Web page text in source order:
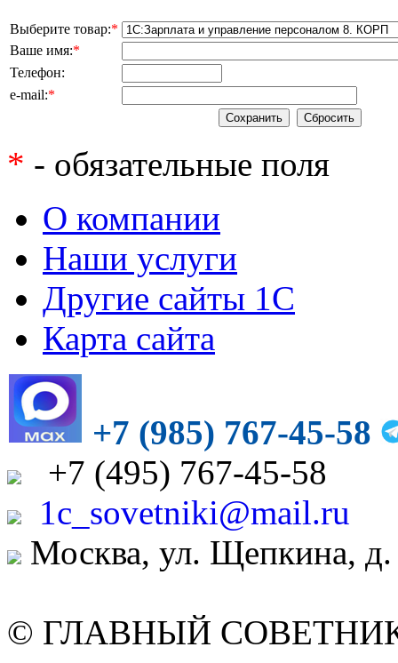
Выберите товар:*
Ваше имя:*
Телефон:
e-mail:*
* - обязательные поля
О компании
Наши услуги
Другие сайты 1С
Карта сайта
+7 (985) 767-45-58
+7 (495) 767-45-58
1c_sovetniki@mail.ru
Москва, ул. Щепкина,
© ГЛАВНЫЙ СОВЕТНИК.